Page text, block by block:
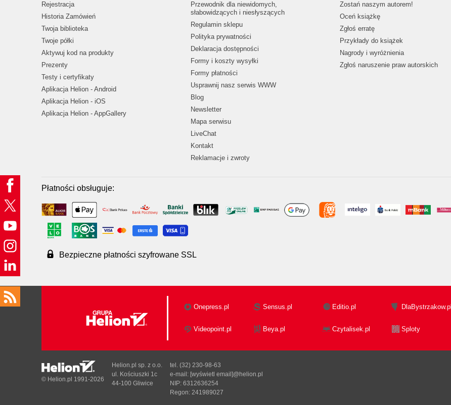
Rejestracja
Historia Zamówień
Twoja biblioteka
Twoje półki
Aktywuj kod na produkty
Prezenty
Testy i certyfikaty
Aplikacja Helion - Android
Aplikacja Helion - iOS
Aplikacja Helion - AppGallery
Przewodnik dla niewidomych,
słabowidzących i niesłyszących
Regulamin sklepu
Polityka prywatności
Deklaracja dostępności
Formy i koszty wysyłki
Formy płatności
Usprawnij nasz serwis WWW
Blog
Newsletter
Mapa serwisu
LiveChat
Kontakt
Reklamacje i zwroty
Zostań naszym autorem!
Oceń książkę
Zgłoś erratę
Przykłady do książek
Nagrody i wyróżnienia
Zgłoś naruszenie praw autorskich
Płatności obsługuje:
Bezpieczne płatności szyfrowane SSL
Onepress.pl Sensus.pl Editio.pl DlaBystrzakow.pl
Videopoint.pl Beya.pl Czytalisek.pl Sploty
© Helion.pl 1991-2026
Helion.pl sp. z o.o.
ul. Kościuszki 1c
44-100 Gliwice
tel. (32) 230-98-63
e-mail: [wyświetl email]@helion.pl
NIP: 6312636254
Regon: 241989027